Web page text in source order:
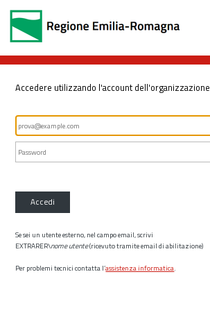
Accedere utilizzando l'account dell'organizzazione
Accedi
Se sei un utente esterno, nel campo email, scrivi
EXTRARER\nome utente(ricevuto tramite email di abilitazione)
Per problemi tecnici contatta l’assistenza informatica.